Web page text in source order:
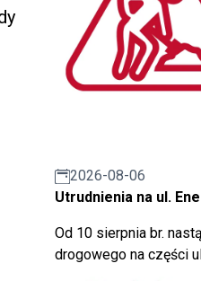
2026-08-06
Utrudnienia na ul.
Od 10 sierpnia br.
drogowego na części